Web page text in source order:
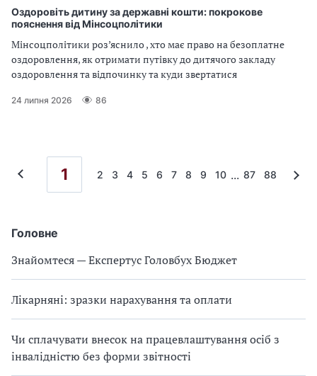
Головне
Знайомтеся — Експертус Головбух Бюджет
Лікарняні: зразки нарахування та оплати
Чи сплачувати внесок на працевлаштування осіб з
інвалідністю без форми звітності
Оздоровіть дитину за державні кошти: покрокове
пояснення від Мінсоцполітики
Мінсоцполітики роз’яснило , хто має право на безоплатне
оздоровлення, як отримати путівку до дитячого закладу
оздоровлення та відпочинку та куди звертатися
24 липня 2026 86
1 2 3 4 5 6 7 8 9 10 ... 87 88